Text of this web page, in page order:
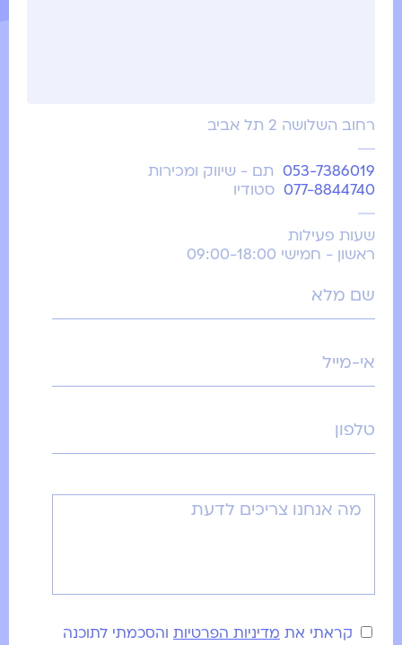
קראתי את מדיניות הפרטיות והסכמתי לתוכנה
רחוב השלושה 2 תל אביב
053-7386019
תם - שיווק ומכירות
077-8844740
סטודיו
שעות פעילות
ראשון - חמישי 09:00-18:00